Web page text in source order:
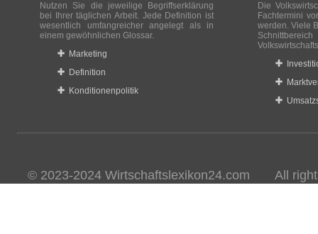
Nutzen Sie die jeweilige Begriffserklärung
bei Ihrer täglichen Arbeit. Jede Definition ist
wesentlich umfangreicher angelegt als in
einem gewöhnlichen Glossar.
Marketing
Definition
Konditionenpolitik
Die
Fachtermini
werden. Viele
© 2023-2024 Wirtschaftslexikon24.com All